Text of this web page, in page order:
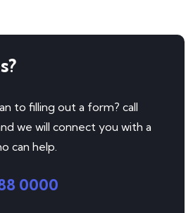
to filling out a form? call
we will connect you with a
can help.
0000